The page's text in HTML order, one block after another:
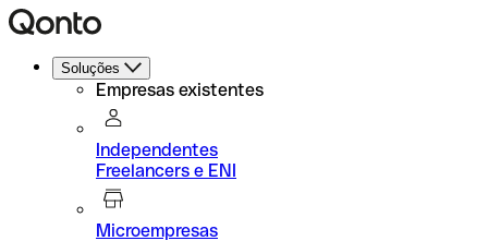
Soluções
Empresas existentes
Independentes
Freelancers e ENI
Microempresas